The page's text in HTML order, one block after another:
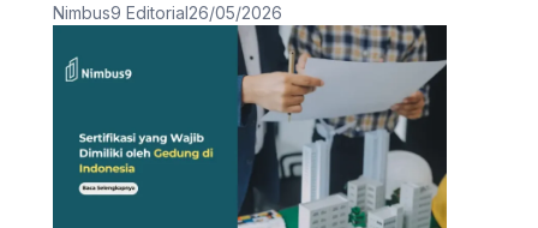
Nimbus9 Editorial26/05/2026